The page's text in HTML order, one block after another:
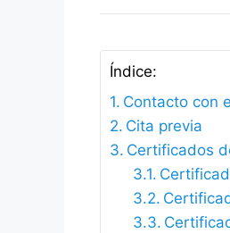
Índice:
Contacto con
Cita previa
Certificados